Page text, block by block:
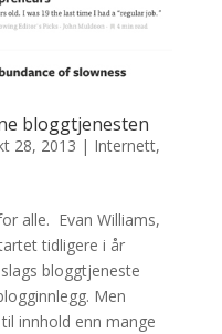
bloggtjenesten
28, 2013 | Internett,
alle. Evan Williams,
tidligere i år
bloggtjeneste
Men
innhold enn mange